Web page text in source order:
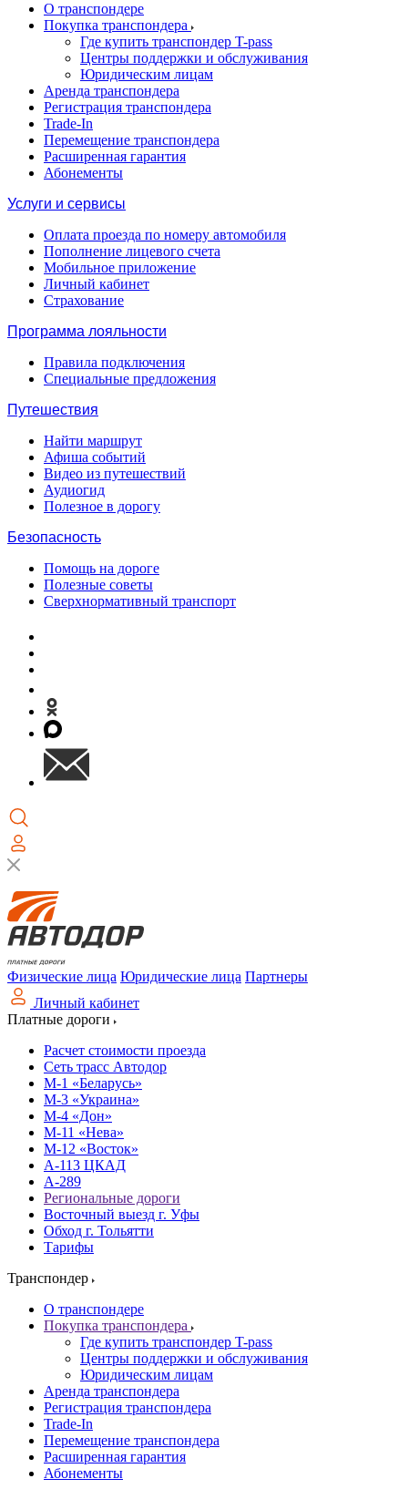
О транспондере
Покупка транспондера
Где купить транспондер T-pass
Центры поддержки и обслуживания
Юридическим лицам
Аренда транспондера
Регистрация транспондера
Trade-In
Перемещение транспондера
Расширенная гарантия
Абонементы
Услуги и сервисы
Оплата проезда по номеру автомобиля
Пополнение лицевого счета
Мобильное приложение
Личный кабинет
Страхование
Программа лояльности
Правила подключения
Специальные предложения
Путешествия
Найти маршрут
Афиша событий
Видео из путешествий
Аудиогид
Полезное в дорогу
Безопасность
Помощь на дороге
Полезные советы
Сверхнормативный транспорт
Физические лица Юридические лица Партнеры
Личный кабинет
Платные дороги
Расчет стоимости проезда
Сеть трасс Автодор
М-1 «Беларусь»
М-3 «Украина»
М-4 «Дон»
М-11 «Нева»
М-12 «Восток»
А-113 ЦКАД
А-289
Региональные дороги
Восточный выезд г. Уфы
Обход г. Тольятти
Тарифы
Транспондер
О транспондере
Покупка транспондера
Где купить транспондер T-pass
Центры поддержки и обслуживания
Юридическим лицам
Аренда транспондера
Регистрация транспондера
Trade-In
Перемещение транспондера
Расширенная гарантия
Абонементы